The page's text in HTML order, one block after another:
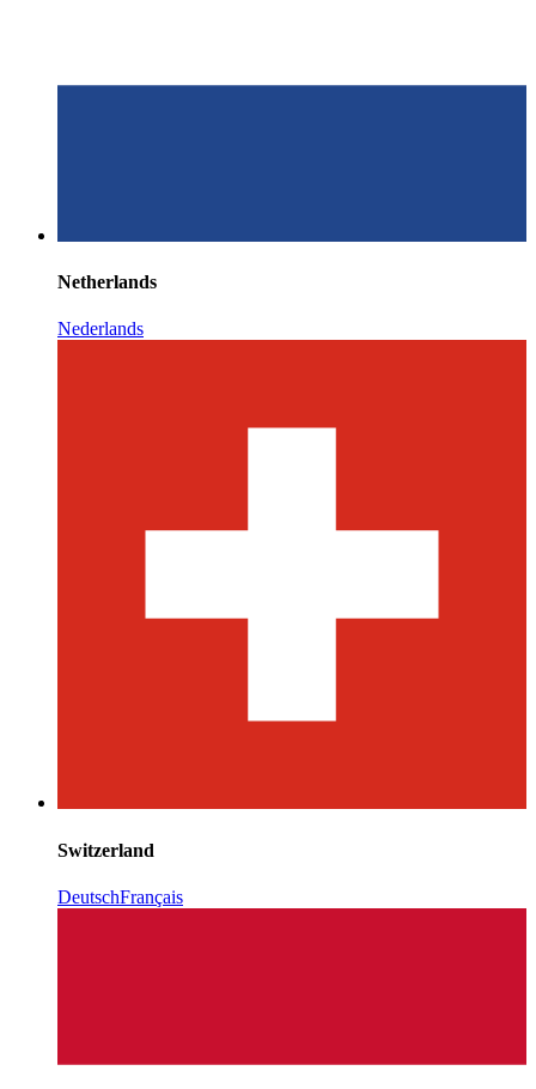
Netherlands
Nederlands
Switzerland
DeutschFrançais